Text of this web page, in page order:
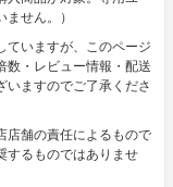
せん。）
ていますが、このページ
数・レビュー情報・配送
いますのでご了承くださ
店舗の責任によるもので
するものではありませ